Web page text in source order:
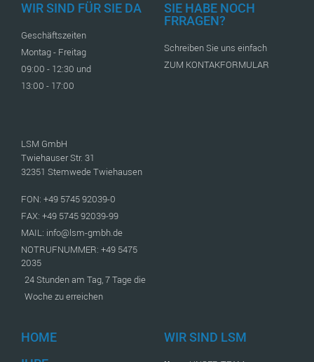
WIR SIND FÜR SIE DA
Geschäftszeiten
Montag - Freitag
09:00 - 12:30 und
13:00 - 17:00
LSM GmbH
Twiehauser Str. 31
32351 Stemwede Twiehausen
FON: +49 5745 92039-0
FAX: +49 5745 92039-99
MAIL: info@lsm-gmbh.de
NOTRUFNUMMER: +49 5475
2035
24 Stunden am Tag, 7 Tage die
Woche zu erreichen
SIE HABE NOCH
FRRAGEN?
Schreiben Sie uns einfach
ZUM KONTAKFORMULAR
HOME
WIR SIND LSM